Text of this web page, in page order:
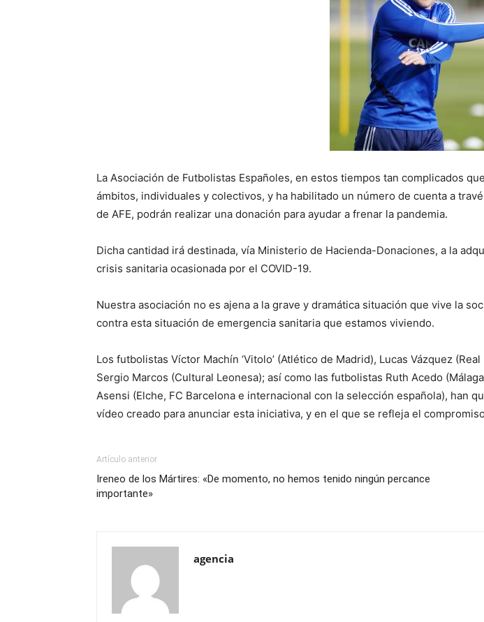
La Asociación de Futbolistas Españoles, en estos tiempos tan complicados
ámbitos, individuales y colectivos, y ha habilitado un número de cuenta a
de AFE, podrán realizar una donación para ayudar a frenar la pandemia.
Dicha cantidad irá destinada, vía Ministerio de Hacienda-Donaciones, a la
crisis sanitaria ocasionada por el COVID-19.
Nuestra asociación no es ajena a la grave y dramática situación que vive la
contra esta situación de emergencia sanitaria que estamos viviendo.
Los futbolistas Víctor Machín ‘Vitolo’ (Atlético de Madrid), Lucas Vázquez
Sergio Marcos (Cultural Leonesa); así como las futbolistas Ruth Acedo
Asensi (Elche, FC Barcelona e internacional con la selección española), han
vídeo creado para anunciar esta iniciativa, y en el que se refleja el
Artículo anterior
Ireneo de los Mártires: «De momento, no hemos tenido ningún percance
importante»
agencia